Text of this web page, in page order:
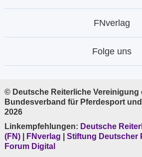
FNverlag
Folge uns
© Deutsche Reiterliche Vereinigung
Bundesverband für Pferdesport
2026
Linkempfehlungen: Deutsche
(FN)
FNverlag Stiftung Deutscher
Forum Digital